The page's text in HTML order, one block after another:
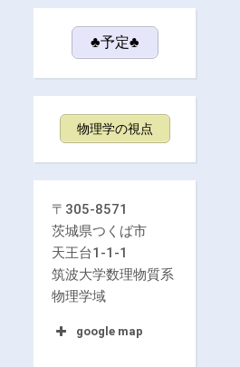
♣予定♣
物理学の視点
〒305-8571
茨城県つくば市
天王台1-1-1
筑波大学数理物質系
物理学域
google map